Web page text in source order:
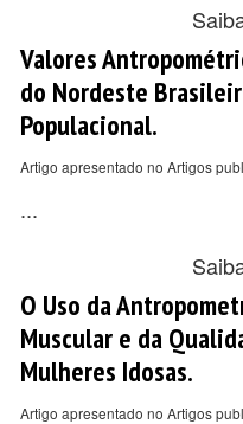
Valores
do Nordeste
Populacional.
Artigo apresentado no Artigos
...
O Uso da
Muscular e da
Mulheres Idosas.
Artigo apresentado no Artigos